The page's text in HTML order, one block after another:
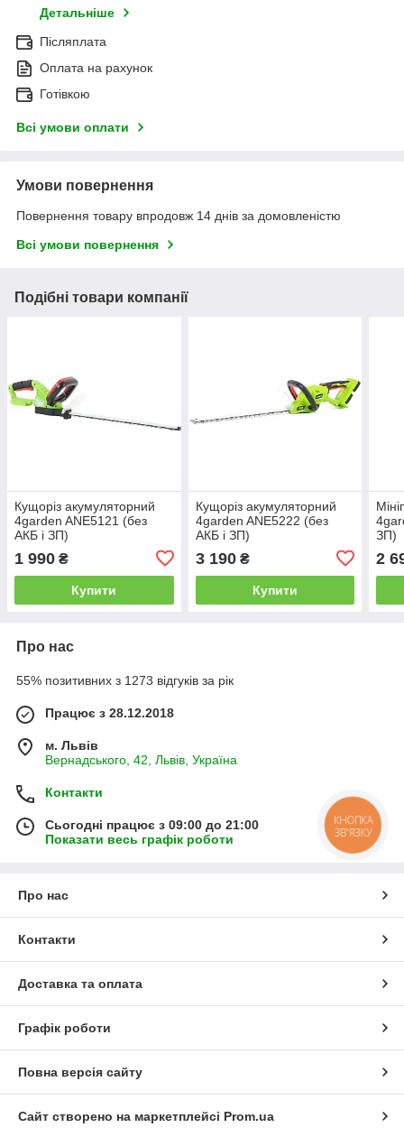
Детальніше
Післяплата
Оплата на рахунок
Готівкою
Всі умови оплати
Умови повернення
Повернення товару впродовж 14 днів за домовленістю
Всі умови повернення
Подібні товари компанії
Кущоріз акумуляторний
4garden ANE5121 (без
АКБ і ЗП)
1 990 ₴
Купити
Кущоріз акумуляторний
4garden ANE5222 (без
АКБ і ЗП)
3 190₴
Купити
ЗП)
2
Про нас
55% позитивних з 1273 відгуків за рік
Працює з 28.12.2018
м. Львів
Вернадського, 42, Львів, Україна
Контакти
Сьогодні працює з 09:00 до 21:00
Показати весь графік роботи
Про нас
Контакти
Доставка та оплата
Графік роботи
Повна версія сайту
Сайт створено на маркетплейсі Prom.ua
КНОПКА
ЗВ'ЯЗКУ